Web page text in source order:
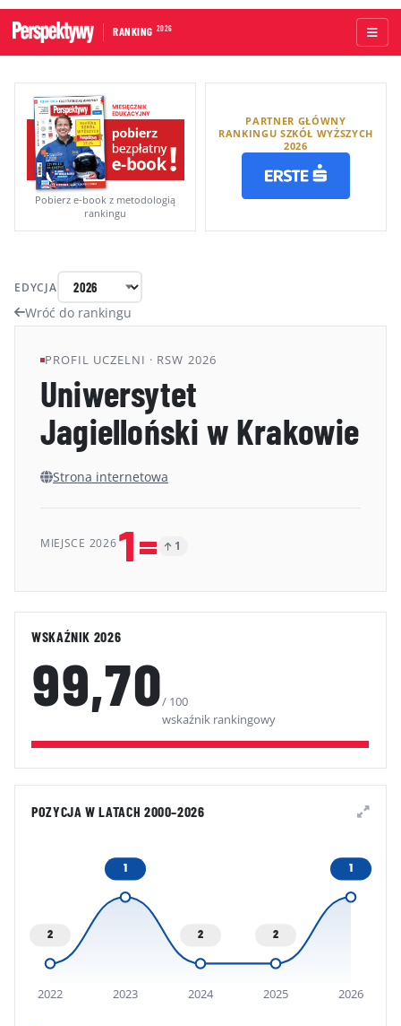
RANKING 2026
STRONA GŁÓWNA
UCZELNIE AKADEMICKIE
UCZELNIE ZAWODOWE
RANKINGI WG TYPÓW UCZELNI
RANKINGI WG GRUP KRYTERIÓW
RANKING KIERUNKÓW STUDIÓW
METODOLOGIA
GALERIA
Pobierz e-book z metodologią
rankingu
PARTNER GŁÓWNY
RANKINGU SZKÓŁ WYŻSZYCH
2026
Wróć do rankingu
EDYCJA
PROFIL UCZELNI · RSW 2026
Uniwersytet
Jagielloński w Krakowie
Strona internetowa
MIEJSCE 2026 1= 1
WSKAŹNIK 2026
99,70/ 100
wskaźnik rankingowy
POZYCJA W LATACH 2000–2026
2022 2023 2024 2025 2026
2
1
2 2
1